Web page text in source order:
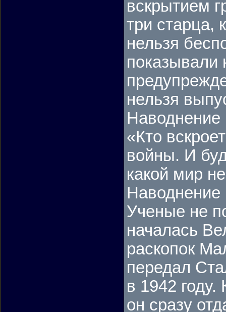
вскрытием
три старца,
нельзя
показывали
нельзя
«Кто
войны. И
какой мир
Ученые не
началась
раскопок
передал
в 1942 году.
он сразу